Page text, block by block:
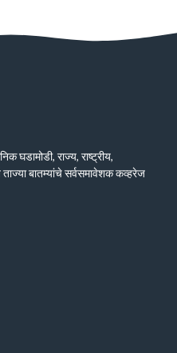
घडामोडी, राज्य, राष्ट्रीय,
बातम्यांचे सर्वसमावेशक कव्हरेज